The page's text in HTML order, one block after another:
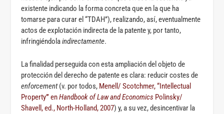
existente indicando la forma concreta que en la que ha
tomarse para curar el “TDAH”), realizando, así, eventualmente
actos de explotación indirecta de la patente y, por tanto,
infringiéndolaindirectamente.
La finalidad perseguida con esta ampliación del objeto de
protección del derecho de patente es clara: reducir costes de
enforcement(v. por todos, Menell/ Scotchmer, “Intellectual
Property”enHandbook of Law and Economics Polinsky/
Shavell, ed., North-Holland, 2007) y, a su vez, desincentivar la